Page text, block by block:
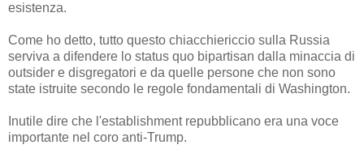
esistenza.
Come ho detto, tutto questo chiacchiericcio sulla Russia
serviva a difendere lo status quo bipartisan dalla minaccia di
outsider e disgregatori e da quelle persone che non sono
state istruite secondo le regole fondamentali di Washington.
Inutile dire che l'establishment repubblicano era una voce
importante nel coro anti-Trump.